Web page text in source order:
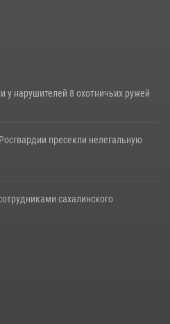
нарушителей 8 охотничьих ружей
пресекли нелегальную
сахалинского